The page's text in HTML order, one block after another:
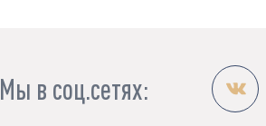
Мы в соц.сетях: